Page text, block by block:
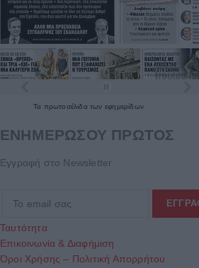
Τα πρωτοσέλιδατων εφημερίδων
ΕΝΗΜΕΡΩΣΟΥ ΠΡΩΤΟΣ
Εγγραφή στο Newsletter
Ταυτότητα
Επικοινωνία & Διαφήμιση
Όροι Χρήσης – Πολιτική Απορρήτου